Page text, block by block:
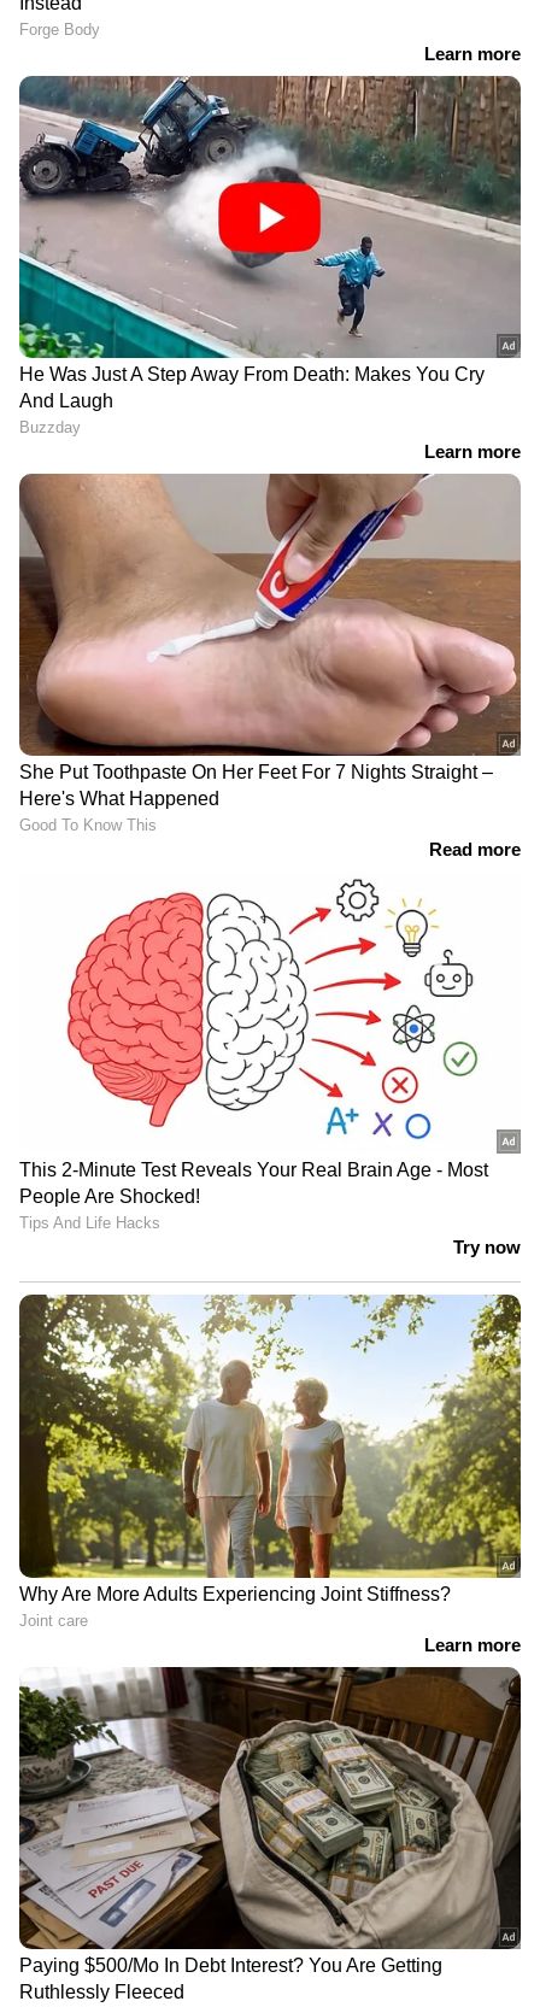
ചേർന്നതിൽ വിമർശനം
പ്രതിഷേധങ്ങളെ
വകവെച്ചില്ല, ലക്ഷദ്വീപിൽ
കേന്ദ്രസർക്കാരിൻ്റെ
നിർണായക നീക്കം; 47
വർഷത്തെ വിലക്ക് മായ്‌ച്ചു,
ഇനി മദ്യം വിൽക്കാം
'ഈ പോക്കാണെങ്കിൽ
വൈകാതെ
കാറിനുള്ളിലായിരിക്കും
യോഗം നടക്കുക'; ഇന്ത്യ
സഖ്യത്തെ പരിഹസിച്ച്
ബിജെപി
LATEST VIDEOS
യുവമോർച്ചയുടെ സെക്രട്ടറിയേറ്റ്
മാർച്ചിൽ സംഘർഷം; വി
മുരളിധരൻ ഉദ്ഘാടനം ചെയ്യും |
LPST Rank holders
ഗോത്ര വയോധികയെ
കാണാതായിട്ട് ഒൻപത് ദിവസം;
തങ്കിക്കായി വനത്തിലും തെരച്ചിൽ